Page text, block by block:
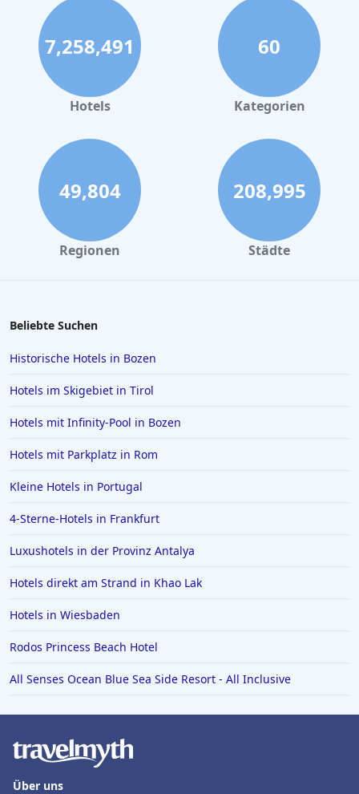
Hotels in Leipzig
Hotels in Bamberg
Hotels in Nürnberg
Hotels in Büsum
Hotels in New York
Hotels in Las Vegas
Hotels auf Kreta
Hotels in Baden-Baden
Hotels in Fulda
Hotels im Sauerland
Hotels in Bardolino
Hotels auf den Malediven
Hotels in Brühl
Hotels in Ramsau im Zillertal
Hotels in Bad Tölz
Hotels in Basel
Hotels in Detmold
7,258,491
Hotels
60
Kategorien
49,804
Regionen
208,995
Städte
Beliebte Suchen
Historische Hotels in Bozen
Hotels im Skigebiet in Tirol
Hotels mit Infinity-Pool in Bozen
Hotels mit Parkplatz in Rom
Kleine Hotels in Portugal
4-Sterne-Hotels in Frankfurt
Luxushotels in der Provinz Antalya
Hotels direkt am Strand in Khao Lak
Hotels in Wiesbaden
Rodos Princess Beach Hotel
All Senses Ocean Blue Sea Side Resort - All Inclusive
Über uns